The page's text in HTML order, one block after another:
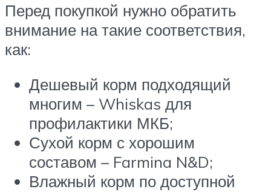
Перед покупкой нужно обратить
внимание на такие соответствия,
как:
Дешевый корм подходящий
многим – Whiskas для
профилактики МКБ;
Сухой корм с хорошим
составом – Farmina N&D;
Влажный корм по доступной